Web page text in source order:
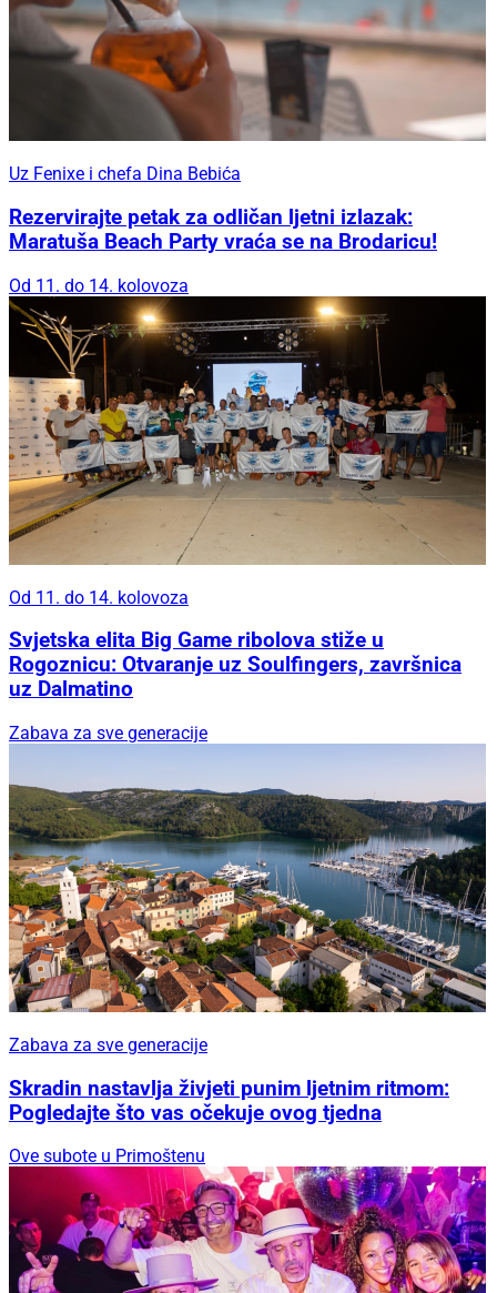
Uz Fenixe i chefa Dina Bebića
Rezervirajte petak za odličan ljetni izlazak:
Maratuša Beach Party vraća se na Brodaricu!
Od 11. do 14. kolovoza
Od 11. do 14. kolovoza
Svjetska elita Big Game ribolova stiže u
Rogoznicu: Otvaranje uz Soulfingers, završnica
uz Dalmatino
Zabava za sve generacije
Zabava za sve generacije
Skradin nastavlja živjeti punim ljetnim ritmom:
Pogledajte što vas očekuje ovog tjedna
Ove subote u Primoštenu